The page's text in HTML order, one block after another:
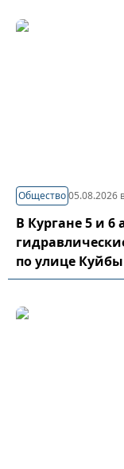
Общество05.08.2026
В Кургане 5 и 6
по улице